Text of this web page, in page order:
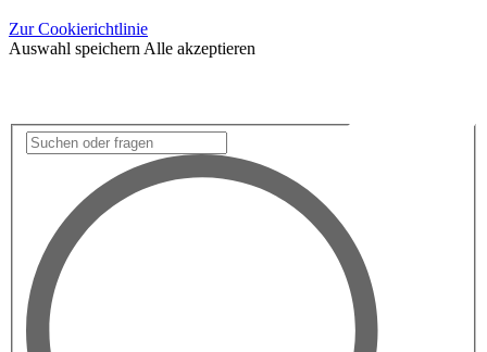
Zur Cookierichtlinie
Auswahl speichern Alle akzeptieren